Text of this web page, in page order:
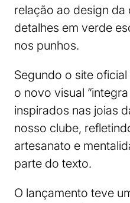
relação ao design da
detalhes em verde
nos punhos.
Segundo o site
o novo visual
inspirados nas joias
nosso clube,
artesanato e
parte do texto.
O lançamento teve